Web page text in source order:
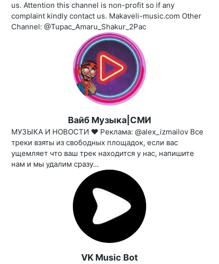
us. Attention this channel is non-profit so if any
complaint kindly contact us. Makaveli-music.com Other
Channel: @Tupac_Amaru_Shakur_2Pac
Вайб Музыка|СМИ
МУЗЫКА И НОВОСТИ ❤️‍ Реклама: @alex_izmailov Все
треки взяты из свободных площадок, если вас
ущемляет что ваш трек находится у нас, напишите
нам и мы удалим сразу...
VK Music Bot